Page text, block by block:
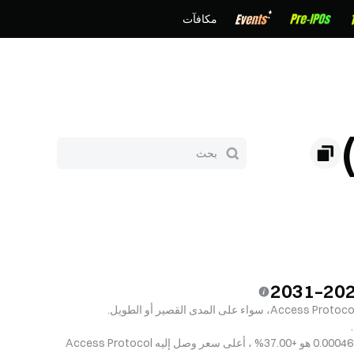
مكافآت
العائد المحتمل على الاستثمار عند شراء Access Protocol بالسعر الحالي ﷼‎0.0004694 هو +37.00% ، أعلى سعر وصل إليه Access Protocol